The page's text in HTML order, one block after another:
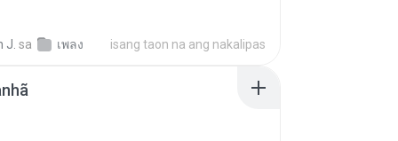
J. sa เพลง isang taon na ang nakalipas